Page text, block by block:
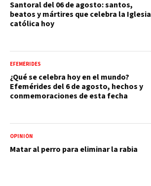
Santoral del 06 de agosto: santos,
beatos y mártires que celebra la Iglesia
católica hoy
EFEMÉRIDES
¿Qué se celebra hoy en el mundo?
Efemérides del 6 de agosto, hechos y
conmemoraciones de esta fecha
OPINIÓN
Matar al perro para eliminar la rabia